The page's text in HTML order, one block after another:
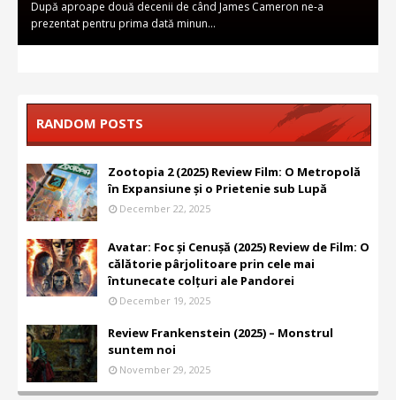
După aproape două decenii de când James Cameron ne-a
prezentat pentru prima dată minun…
RANDOM POSTS
Zootopia 2 (2025) Review Film: O Metropolă
în Expansiune și o Prietenie sub Lupă
December 22, 2025
Avatar: Foc și Cenușă (2025) Review de Film: O
călătorie pârjolitoare prin cele mai
întunecate colțuri ale Pandorei
December 19, 2025
Review Frankenstein (2025) – Monstrul
suntem noi
November 29, 2025